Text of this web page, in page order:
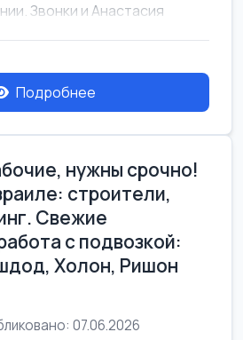
Звонки и Анастасия
Подробнее
нужны срочно!
строители,
Свежие
с подвозкой:
Холон, Ришон
07.06.2026